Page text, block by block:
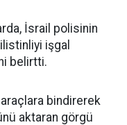
İsrail polisinin
işgal
belirtti.
bindirerek
aktaran görgü